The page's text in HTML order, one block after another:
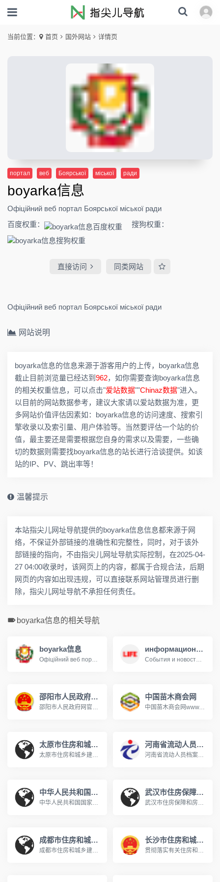
当前位置： 首页 国外网站 详情页
портал веб Боярської міської ради
boyarka信息
Офіційний веб портал Боярської міської ради
百度权重：
搜狗权重：
直接访问 同类网站
Офіційний веб портал Боярської міської ради
网站说明
boyarka信息的信息来源于游客用户的上传，boyarka信息
截止目前浏览量已经达到 962，如你需要查询boyarka信息
的相关权重信息，可以点击"爱站数据""Chinaz数据"进入。
以目前的网站数据参考，建议大家请以爱站数据为准，更
多网站价值评估因素如：boyarka信息的访问速度、搜索引
擎收录以及索引量、用户体验等。当然要评估一个站的价
值，最主要还是需要根据您自身的需求以及需要，一些确
切的数据则需要找boyarka信息的站长进行洽谈提供。如该
站的IP、PV、跳出率等！
温馨提示
本站指尖儿网址导航提供的boyarka信息信息都来源于网
络，不保证外部链接的准确性和完整性，同时，对于该外
部链接的指向，不由指尖儿网址导航实际控制，在2025-04-
27 04:00收录时，该网页上的内容，都属于合规合法，后期
网页的内容如出现违规，可以直接联系网站管理员进行删
除，指尖儿网址导航不承担任何责任。
boyarka信息的相关导航
boyarka信息
Офіційний веб портал Боярської міської ради
информационный портал
Cобытия и новости 24 часа в сутки: эксклюзивные расследования, оригинальные фото и видео, «живые» истории, топовые эксперты, онлайн трансляции со всей планеты и горячие тренды соцмедиа и блогов.life.ru
邵阳市人民政府网官网
邵阳市人民政府网官网www.shaoyang.gov.cn邵阳，是湖南省下辖地级市，史称“宝庆”。位于湘中偏西南，资江上游；越岭逶迤东、南，雪峰山耸峙西、北，资江自西南向东北流贯全境，中间为丘陵盆地。东与衡阳市为邻，南与永州市和广西壮族自治区桂林市接壤，西与怀化市交界，北与娄底市毗连；介于北纬25°58’～27°40\'，东经109°49\'～112°57\'之间，总面积20824平方千米。下辖3个市辖区、6个县、1个自治县，代管2个县级市。2020年全市户籍总人口822.32万人，全年完成地区生产总值2
中国苗木商会网
中国苗木商会网www.sococ.com.cn
太原市住房和城乡建设局网站
太原市住房和城乡建设委员会zjj.taiyuan.gov.cn或zjw.taiyuan.gov.cn承担全市住房和城乡建设管理的责任。贯彻执行国家和省有关住房和城乡建设的方针、政策、法律、法规。拟订全市有关住房建设、城市建设、村镇建设、建筑行业、房地产业、工程勘察设计、工程咨询、标准定额、工程质量安全、城建科技、建筑节能、城中村改造等方面的地方性法规、规章、标准和发展战略、中长期规划并组织实施。太原市住房和城乡建设局 联系电话0351-5625608
河南省流动人员档案公共服务网
河南省流动人员档案公共服务网ggfw.hnrcjl.com防伪查询入口http://ggfw.hnrcjl.com/zmyz/proving请您确认访问的地址是http://ggfw.hnrcjl.com后再进行后续操作！
中华人民共和国国家人口和计划生育委员会
中华人民共和国国家人口和计划生育委员会是中华人民共和国国务院组成部门。2003年3月，经第十届全国人大第一次会议决定，在国务院行政管理体制和机构改革中，将原国家计划生育委员会更名为国家人口和计划生育委员会。国家人口计生委承担着执行国家的人口和计划生育政策。
武汉市住房保障和房屋管理局官网
武汉市住房保障和房屋管理局官网http://fgj.wuhan.gov.cn/在线申报和查询系统http://fgj.wuhan.gov.cn/bsfw_44/武汉市个人房产业务网上服务平台http://202.103.39.35:9081/home/login为进一步方便用户认证登录，平台将于2022年5月10日统一使用“武汉住保房管办事服务”小程序进行个人实名认证登录，用户可以选择使用微信扫码，通过“武汉住保房管办事服务”小程序实名认证后登录本平台，进行个人房产信息查询、购房资格认定申请、存量房自行交
成都市住房和城乡建设局官网
成都市住房和城乡建设局官网cdzj.chengdu.gov.cn商品住房购房登记平台http://cdzj.chengdu.gov.cn/cdzj/c100605/spzfgfdjpt.shtml购房资格预审申请https://zw.cdzjryb.com/lottery/accept/index购房政策、购房资格咨询86279136；85156609
长沙市住房和城乡建设局官网
贯彻落实有关住房和城乡建设的政策法规；拟订、审查住房和城乡建设行业地方性法规、规章草案；研究拟订住房和城乡建设发展战略、产业政策、改革方案和中长期规划及年度计划并组织实施；牵头组织推进新型城市化发展战略和行业诚信体系建设；参与包括专业规划在内的城市规划工作；指导和协调区、县（市）住房和城乡建设管理工作。